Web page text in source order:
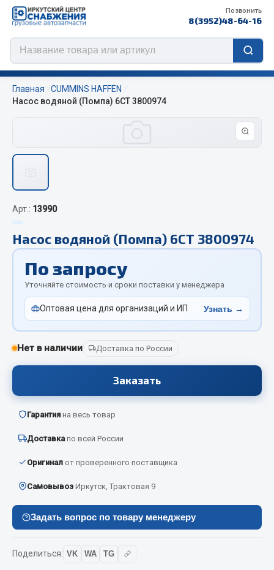
Позвонить
8(3952)48-64-16
QITONG
Весь раздел
Отопители салона, подогреватели
Автономные воздушные отопители
Отопители салона
Автозвук
Аксессуары автомобильные
Аптечки и знаки автомобильные
Брызговики
Вымпела
Главная
CUMMINS HAFFEN
Насос водяной (Помпа) 6CT 3800974
Арт.: 13990
Насос водяной (Помпа) 6CT 3800974
По запросу
Уточняйте стоимость и сроки поставки у менеджера
Оптовая цена для организаций и ИП Узнать →
Нет в наличии Доставка по России
Заказать
Гарантия на весь товар
Доставка по всей России
Оригинал от проверенного поставщика
Самовывоз Иркутск, Трактовая 9
Задать вопрос по товару менеджеру
Поделиться: VK WA TG